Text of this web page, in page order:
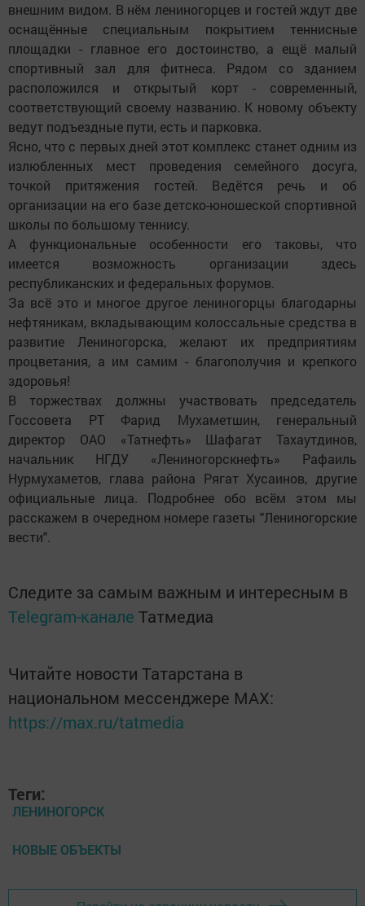
внешним видом. В нём лениногорцев и гостей ждут две
оснащённые специальным покрытием теннисные
площадки - главное его достоинство, а ещё малый
спортивный зал для фитнеса. Рядом со зданием
расположился и открытый корт - современный,
соответствующий своему названию. К новому объекту
ведут подъездные пути, есть и парковка.
Ясно, что с первых дней этот комплекс станет одним из
излюбленных мест проведения семейного досуга,
точкой притяжения гостей. Ведётся речь и об
организации на его базе детско-юношеской спортивной
школы по большому теннису.
А функциональные особенности его таковы, что
имеется возможность организации здесь
республиканских и федеральных форумов.
За всё это и многое другое лениногорцы благодарны
нефтяникам, вкладывающим колоссальные средства в
развитие Лениногорска, желают их предприятиям
процветания, а им самим - благополучия и крепкого
здоровья!
В торжествах должны участвовать председатель
Госсовета РТ Фарид Мухаметшин, генеральный
директор ОАО «Татнефть» Шафагат Тахаутдинов,
начальник НГДУ «Лениногорскнефть» Рафаиль
Нурмухаметов, глава района Рягат Хусаинов, другие
официальные лица. Подробнее обо всём этом мы
расскажем в очередном номере газеты "Лениногорские
вести".
Следите за самым важным и интересным в
Telegram-канале Татмедиа
Читайте новости Татарстана в
национальном мессенджере MАХ:
https://max.ru/tatmedia
Теги:
ЛЕНИНОГОРСК
НОВЫЕ ОБЪЕКТЫ